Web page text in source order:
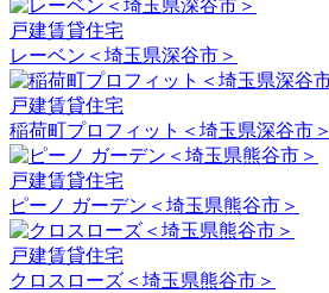
戸建賃貸住宅
レーベン＜埼玉県深谷市＞
戸建賃貸住宅
稲荷町プロフィット＜埼玉県深谷市＞
戸建賃貸住宅
ピーノ ガーデン＜埼玉県熊谷市＞
戸建賃貸住宅
クロスローズ＜埼玉県熊谷市＞